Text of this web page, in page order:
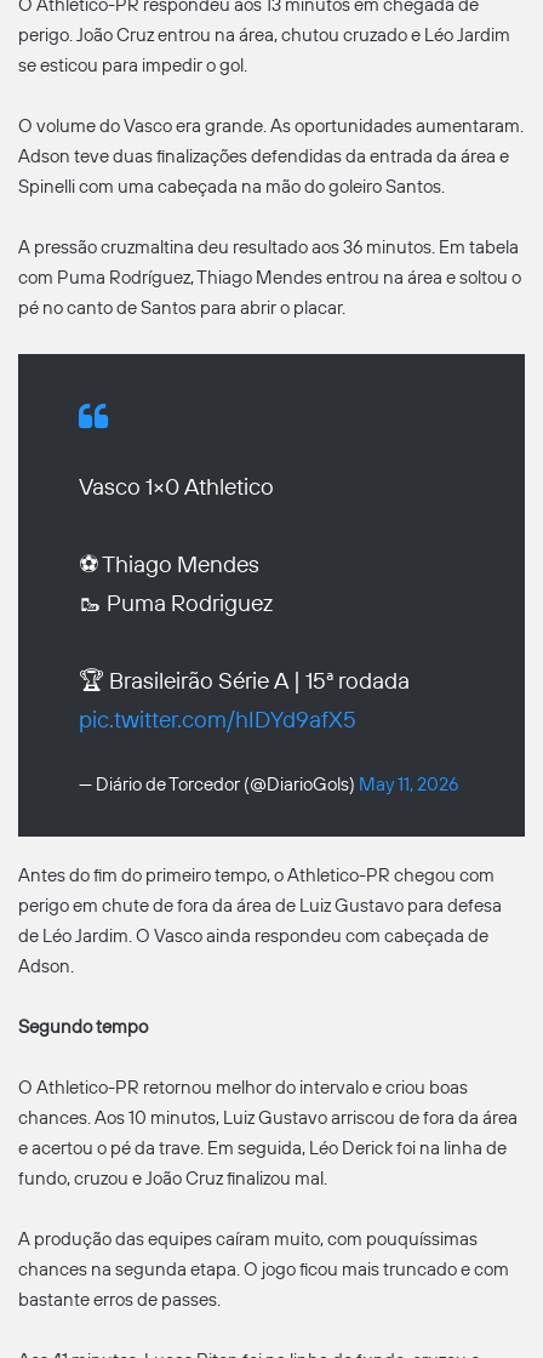
O Athletico-PR respondeu aos 13 minutos em chegada de
perigo. João Cruz entrou na área, chutou cruzado e Léo Jardim
se esticou para impedir o gol.
O volume do Vasco era grande. As oportunidades aumentaram.
Adson teve duas finalizações defendidas da entrada da área e
Spinelli com uma cabeçada na mão do goleiro Santos.
A pressão cruzmaltina deu resultado aos 36 minutos. Em tabela
com Puma Rodríguez, Thiago Mendes entrou na área e soltou o
pé no canto de Santos para abrir o placar.
Vasco 1×0 Athletico
⚽ Thiago Mendes
🥾 Puma Rodriguez
🏆 Brasileirão Série A | 15ª rodada
pic.twitter.com/hIDYd9afX5
— Diário de Torcedor (@DiarioGols) May 11, 2026
Antes do fim do primeiro tempo, o Athletico-PR chegou com
perigo em chute de fora da área de Luiz Gustavo para defesa
de Léo Jardim. O Vasco ainda respondeu com cabeçada de
Adson.
Segundo tempo
O Athletico-PR retornou melhor do intervalo e criou boas
chances. Aos 10 minutos, Luiz Gustavo arriscou de fora da área
e acertou o pé da trave. Em seguida, Léo Derick foi na linha de
fundo, cruzou e João Cruz finalizou mal.
A produção das equipes caíram muito, com pouquíssimas
chances na segunda etapa. O jogo ficou mais truncado e com
bastante erros de passes.